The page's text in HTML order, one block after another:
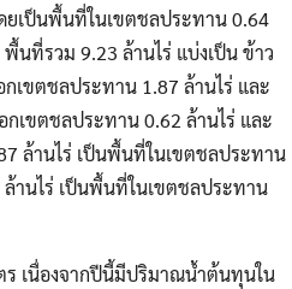
ยเป็นพื้นที่ในเขตชลประทาน 0.64
พื้นที่รวม 9.23 ล้านไร่ แบ่งเป็น ข้าว
เขตชลประทาน 1.87 ล้านไร่ และ
เขตชลประทาน 0.62 ล้านไร่ และ
ล้านไร่ เป็นพื้นที่ในเขตชลประทาน
านไร่ เป็นพื้นที่ในเขตชลประทาน
ร เนื่องจากปีนี้มีปริมาณน้ำต้นทุนใน